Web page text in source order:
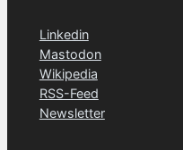
Linkedin
Mastodon
Wikipedia
RSS-Feed
Newsletter